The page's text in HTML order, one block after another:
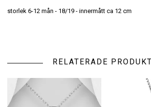
storlek 6-12 mån - 18/19 - innermått ca 12 cm
RELATERADE